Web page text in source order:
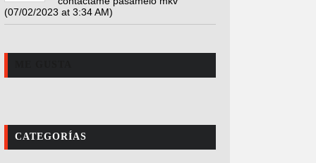
(07/02/2023 at 3:34 AM)
CATEGORÍAS